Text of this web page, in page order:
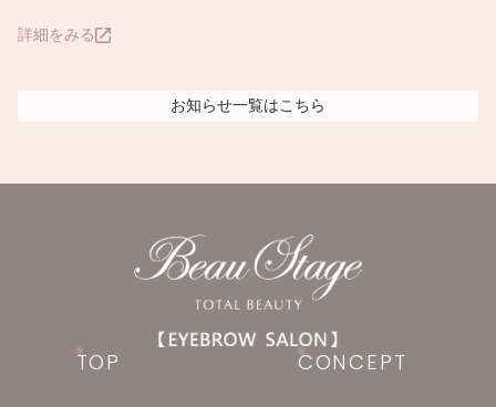
詳細をみる
お知らせ一覧はこちら
TOP CONCEPT